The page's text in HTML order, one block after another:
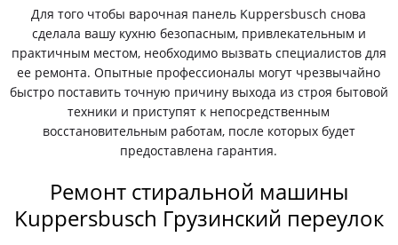
Для того чтобы варочная панель Kuppersbusch снова
сделала вашу кухню безопасным, привлекательным и
практичным местом, необходимо вызвать специалистов для
ее ремонта. Опытные профессионалы могут чрезвычайно
быстро поставить точную причину выхода из строя бытовой
техники и приступят к непосредственным
восстановительным работам, после которых будет
предоставлена гарантия.
Ремонт стиральной машины
Kuppersbusch Грузинский переулок